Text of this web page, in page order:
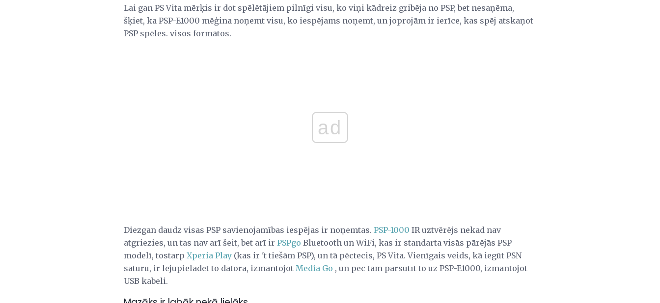
Lai gan PS Vita mērķis ir dot spēlētājiem pilnīgi visu, ko viņi kādreiz gribēja no PSP, bet nesaņēma,
šķiet, ka PSP-E1000 mēģina noņemt visu, ko iespējams noņemt, un joprojām ir ierīce, kas spēj atskaņot
PSP spēles. visos formātos.
ad
Diezgan daudz visas PSP savienojamības iespējas ir noņemtas. PSP-1000 IR uztvērējs nekad nav
atgriezies, un tas nav arī šeit, bet arī ir PSPgo Bluetooth un WiFi, kas ir standarta visās pārējās PSP
modelī, tostarp Xperia Play (kas ir 't tiešām PSP), un tā pēctecis, PS Vita. Vienīgais veids, kā iegūt PSN
saturu, ir lejupielādēt to datorā, izmantojot Media Go , un pēc tam pārsūtīt to uz PSP-E1000, izmantojot
USB kabeli.